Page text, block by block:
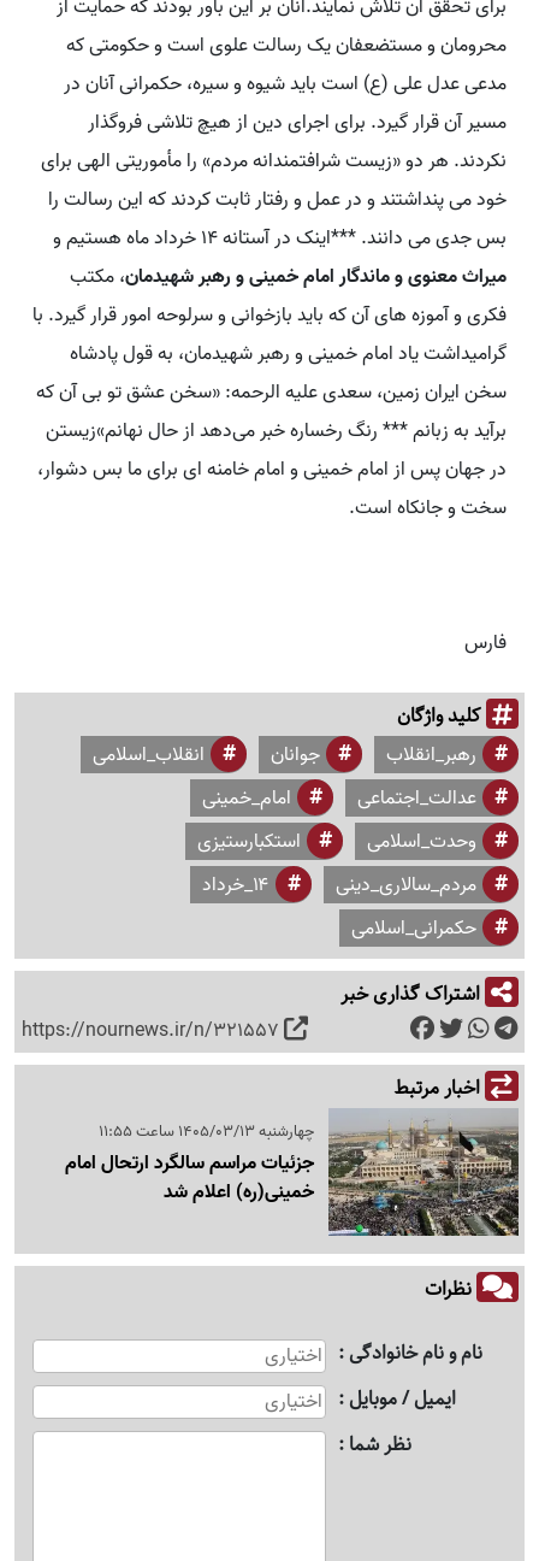
برای تحقق آن تلاش نمایند.آنان بر این باور بودند که حمایت از
محرومان و مستضعفان یک رسالت علوی است و حکومتی که
مدعی عدل علی (ع) است باید شیوه و سیره، حکمرانی آنان در
مسیر آن قرار گیرد. برای اجرای دین از هیچ تلاشی فروگذار
نکردند. هر دو «زیست شرافتمندانه مردم» را مأموریتی الهی برای
خود می پنداشتند و در عمل و رفتار ثابت کردند که این رسالت را
بس جدی می دانند. ***اینک در آستانه 14 خرداد ماه هستیم و
میراث معنوی و ماندگار امام خمینی و رهبر شهیدمان، مکتب
فکری و آموزه های آن که باید بازخوانی و سرلوحه امور قرار گیرد. با
گرامیداشت یاد امام خمینی و رهبر شهیدمان، به قول پادشاه
سخن ایران زمین، سعدی علیه الرحمه: «سخن عشق تو بی آن که
برآید به زبانم *** رنگ رخساره خبر می‌دهد از حال نهانم»زیستن
در جهان پس از امام خمینی و امام خامنه ای برای ما بس دشوار،
سخت و جانکاه است.
فارس
کلید واژگان
رهبر_انقلاب جوانان
انقلاب_اسلامی
عدالت_اجتماعی
امام_خمینی
وحدت_اسلامی
استکبارستیزی
مردم_سالاری_دینی
۱۴_خرداد
حکمرانی_اسلامی
اشتراک گذاری خبر
https://nournews.ir/n/321557
اخبار مرتبط
چهارشنبه 1405/03/13 ساعت 11:55
جزئیات مراسم سالگرد ارتحال امام
خمینی(ره) اعلام شد
نظرات
نام و نام خانوادگی
ایمیل / موبایل
نظر شما